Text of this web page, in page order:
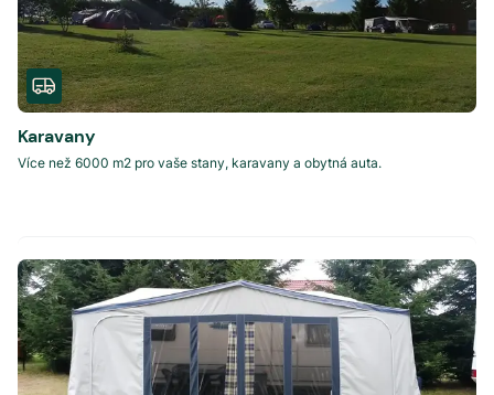
Karavany
Více než 6000 m2 pro vaše stany, karavany a obytná auta.